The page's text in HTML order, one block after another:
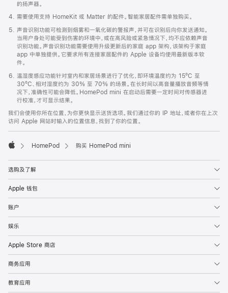
的扬声器。
需要使用支持 HomeKit 或 Matter 的配件。智能家居配件需单独购买。
声音识别功能可检测到烟雾和一氧化碳的警报声，并可在识别后向你发送通知。
当用户身处可能受到伤害的环境中，或在高风险或紧急情况下，均不应依赖声音
识别功能。声音识别功能需要使用升级更新后的家庭 app 架构，该架构于家庭
app 中单独提供。它要求所有连接家居配件的 Apple 设备均使用最新版本软
件。
温湿度感应功能针对室内和家居场景进行了优化，即环境温度约为 15ºC 至
30ºC、相对湿度约为 30% 至 70% 的场景。在长时间以高音量播放音频等情
况下，准确性可能会降低。HomePod mini 在启动后需要一定时间对传感器进
行校准，才可显示结果。
我们会使用你所在位置，为你更快显示送货选项。我们通过你的 IP 地址，或者你在上次
访问 Apple 网站时输入的位置信息，找到了你的位置。
HomePod 购买 HomePod mini
选购及了解
Apple 钱包
账户
娱乐
Apple Store 商店
商务应用
教育应用